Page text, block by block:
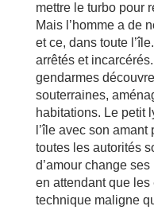
mettre le turbo pour
Mais l’homme a de
et ce, dans toute
arrêtés et
gendarmes
souterraines,
habitations. Le petit
l’île avec son
toutes les autorités
d’amour change
en attendant que
technique maligne